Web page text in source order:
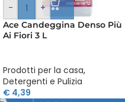
- +
Ace Candeggina Denso Più
Ai Fiori 3 L
Prodotti per la casa,
Detergenti e Pulizia
€ 4,39